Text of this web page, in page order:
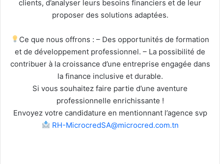
clients, d’analyser leurs besoins financiers et de leur
proposer des solutions adaptées.
Ce que nous offrons : – Des opportunités de formation
et de développement professionnel. – La possibilité de
contribuer à la croissance d’une entreprise engagée dans
la finance inclusive et durable.
Si vous souhaitez faire partie d’une aventure
professionnelle enrichissante !
Envoyez votre candidature en mentionnant l’agence svp
RH-MicrocredSA@microcred.com.tn